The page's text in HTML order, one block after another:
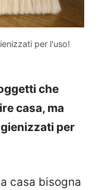
per l'uso!
che
casa, ma
per
casa bisogna